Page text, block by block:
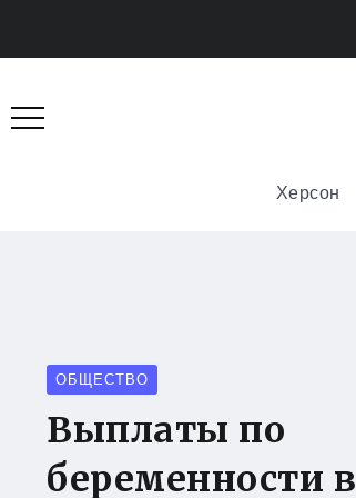
Херсон
ОБЩЕСТВО
Выплаты по
беременности в